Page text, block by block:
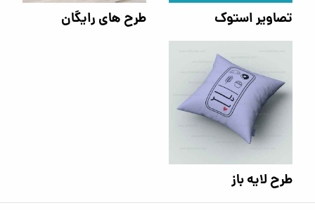
تصاویر استوک طرح های رایگان
طرح لایه باز